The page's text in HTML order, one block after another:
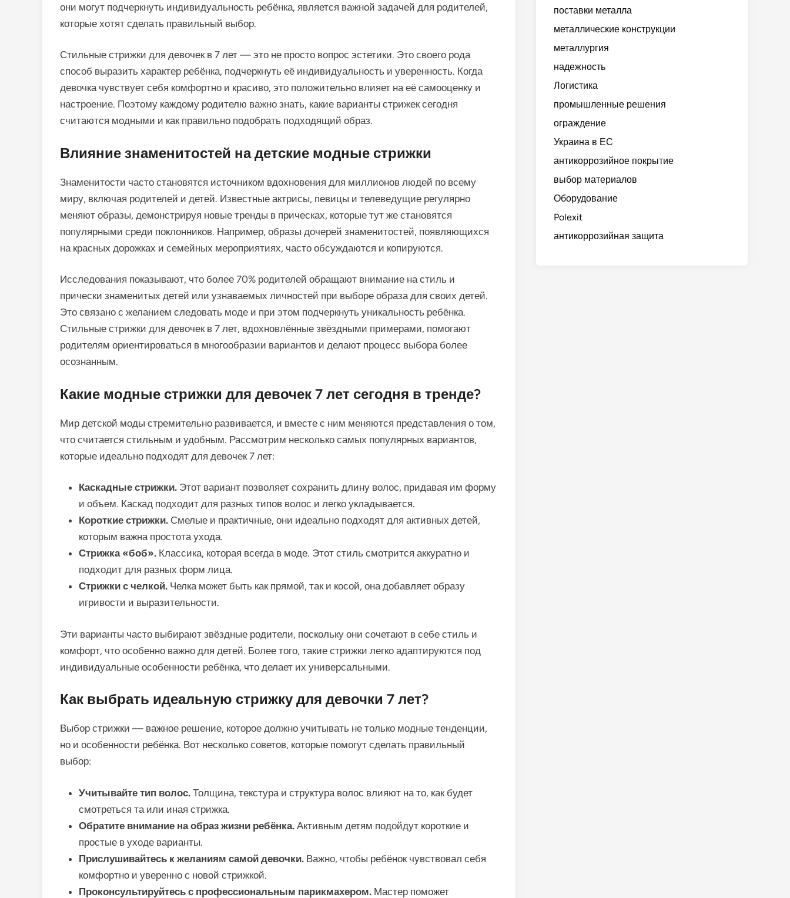
они могут подчеркнуть индивидуальность ребёнка, является важной задачей для родителей,
которые хотят сделать правильный выбор.
Стильные стрижки для девочек в 7 лет — это не просто вопрос эстетики. Это своего рода
способ выразить характер ребёнка, подчеркнуть её индивидуальность и уверенность. Когда
девочка чувствует себя комфортно и красиво, это положительно влияет на её самооценку и
настроение. Поэтому каждому родителю важно знать, какие варианты стрижек сегодня
считаются модными и как правильно подобрать подходящий образ.
Влияние знаменитостей на детские модные стрижки
Знаменитости часто становятся источником вдохновения для миллионов людей по всему
миру, включая родителей и детей. Известные актрисы, певицы и телеведущие регулярно
меняют образы, демонстрируя новые тренды в прическах, которые тут же становятся
популярными среди поклонников. Например, образы дочерей знаменитостей, появляющихся
на красных дорожках и семейных мероприятиях, часто обсуждаются и копируются.
Исследования показывают, что более 70% родителей обращают внимание на стиль и
прически знаменитых детей или узнаваемых личностей при выборе образа для своих детей.
Это связано с желанием следовать моде и при этом подчеркнуть уникальность ребёнка.
Стильные стрижки для девочек в 7 лет, вдохновлённые звёздными примерами, помогают
родителям ориентироваться в многообразии вариантов и делают процесс выбора более
осознанным.
Какие модные стрижки для девочек 7 лет сегодня в тренде?
Мир детской моды стремительно развивается, и вместе с ним меняются представления о том,
что считается стильным и удобным. Рассмотрим несколько самых популярных вариантов,
которые идеально подходят для девочек 7 лет:
Каскадные стрижки. Этот вариант позволяет сохранить длину волос, придавая им форму
и объем. Каскад подходит для разных типов волос и легко укладывается.
Короткие стрижки. Смелые и практичные, они идеально подходят для активных детей,
которым важна простота ухода.
Стрижка «боб». Классика, которая всегда в моде. Этот стиль смотрится аккуратно и
подходит для разных форм лица.
Стрижки с челкой. Челка может быть как прямой, так и косой, она добавляет образу
игривости и выразительности.
Эти варианты часто выбирают звёздные родители, поскольку они сочетают в себе стиль и
комфорт, что особенно важно для детей. Более того, такие стрижки легко адаптируются под
индивидуальные особенности ребёнка, что делает их универсальными.
Как выбрать идеальную стрижку для девочки 7 лет?
Выбор стрижки — важное решение, которое должно учитывать не только модные тенденции,
но и особенности ребёнка. Вот несколько советов, которые помогут сделать правильный
выбор:
Учитывайте тип волос. Толщина, текстура и структура волос влияют на то, как будет
смотреться та или иная стрижка.
Обратите внимание на образ жизни ребёнка. Активным детям подойдут короткие и
простые в уходе варианты.
Прислушивайтесь к желаниям самой девочки. Важно, чтобы ребёнок чувствовал себя
комфортно и уверенно с новой стрижкой.
Проконсультируйтесь с профессиональным парикмахером. Мастер поможет
поставки металла
металлические конструкции
металлургия
надежность
Логистика
промышленные решения
ограждение
Украина в ЕС
антикоррозийное покрытие
выбор материалов
Оборудование
Polexit
антикоррозийная защита